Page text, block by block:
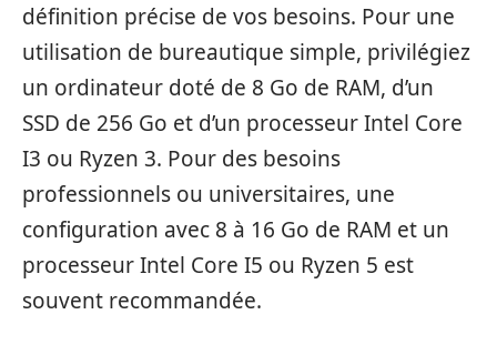
définition précise de vos besoins. Pour une
utilisation de bureautique simple, privilégiez
un ordinateur doté de 8 Go de RAM, d’un
SSD de 256 Go et d’un processeur Intel Core
I3 ou Ryzen 3. Pour des besoins
professionnels ou universitaires, une
configuration avec 8 à 16 Go de RAM et un
processeur Intel Core I5 ou Ryzen 5 est
souvent recommandée.